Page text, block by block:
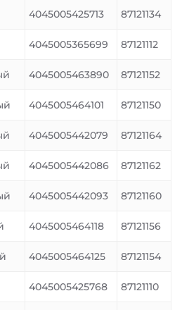
4045005425713 87121134
4045005365699 87121112
4045005463890 87121152
4045005464101 87121150
4045005442079 87121164
4045005442086 87121162
4045005442093 87121160
4045005464118 87121156
4045005464125 87121154
4045005425768 87121110